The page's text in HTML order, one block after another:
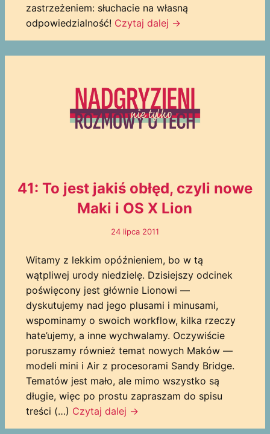
zastrzeżeniem: słuchacie na własną
odpowiedzialność! Czytaj dalej →
41: To jest jakiś obłęd, czyli nowe
Maki i OS X Lion
24 lipca 2011
Witamy z lekkim opóźnieniem, bo w tą
wątpliwej urody niedzielę. Dzisiejszy odcinek
poświęcony jest głównie Lionowi —
dyskutujemy nad jego plusami i minusami,
wspominamy o swoich workflow, kilka rzeczy
hate’ujemy, a inne wychwalamy. Oczywiście
poruszamy również temat nowych Maków —
modeli mini i Air z procesorami Sandy Bridge.
Tematów jest mało, ale mimo wszystko są
długie, więc po prostu zapraszam do spisu
treści (…) Czytaj dalej →